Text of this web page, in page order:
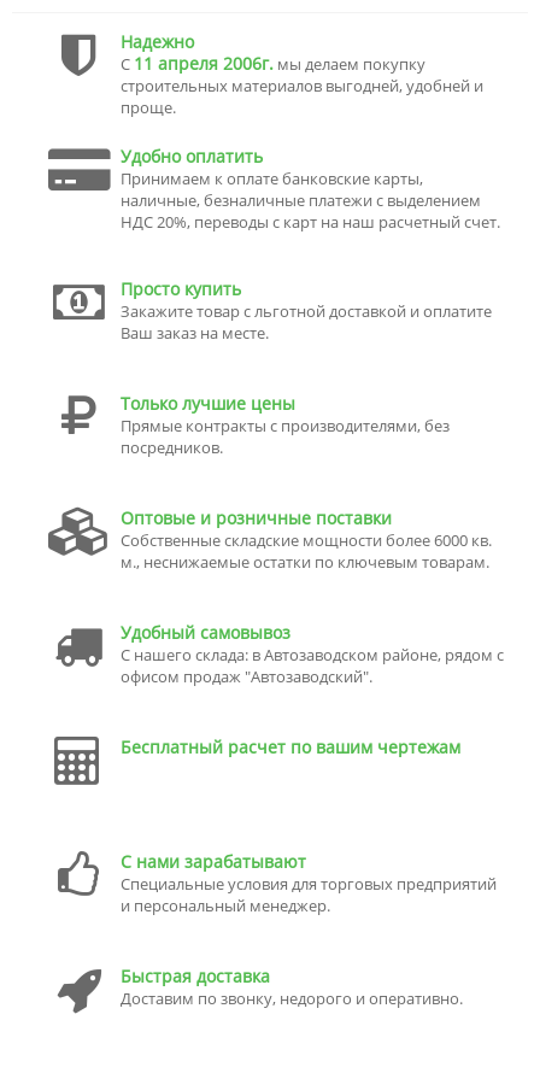
Надежно
С 11 апреля 2006г. мы делаем покупку
строительных материалов выгодней, удобней и
проще.
Удобно оплатить
Принимаем к оплате банковские карты,
наличные, безналичные платежи с выделением
НДС 20%, переводы с карт на наш расчетный счет.
Просто купить
Закажите товар с льготной доставкой и оплатите
Ваш заказ на месте.
Только лучшие цены
Прямые контракты с производителями, без
посредников.
Оптовые и розничные поставки
Собственные складские мощности более 6000 кв.
м., неснижаемые остатки по ключевым товарам.
Удобный самовывоз
С нашего склада: в Автозаводском районе, рядом с
офисом продаж "Автозаводский".
Бесплатный расчет по вашим чертежам
С нами зарабатывают
Специальные условия для торговых предприятий
и персональный менеджер.
Быстрая доставка
Доставим по звонку, недорого и оперативно.